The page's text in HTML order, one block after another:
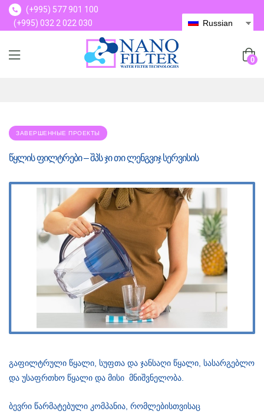
(+995) 577 901 100
(+995) 032 2 022 030
Russian
0
ЗАВЕРШЕННЫЕ ПРОЕКТЫ
წყლის ფილტრები – შპს ჯი თი ლენგვიჯ სერვისის
გაფილტრული წყალი, სუფთა და ჯანსაღი წყალი, სასარგებლო
და უსაფრთხო წყალი და მისი მნიშვნელობა.
ბევრი წარმატებული კომპანია, რომლებისთვისაც